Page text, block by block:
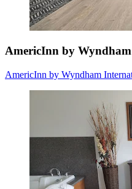
AmericInn by
AmericInn by Wyndham